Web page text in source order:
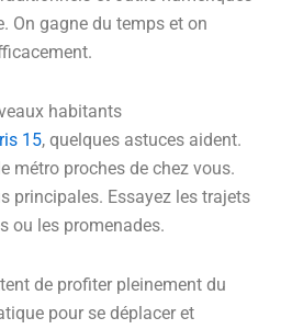
On gagne du temps et on
habitants
15, quelques astuces aident.
métro proches de chez vous.
principales. Essayez les trajets
ou les promenades.
de profiter pleinement du
pour se déplacer et